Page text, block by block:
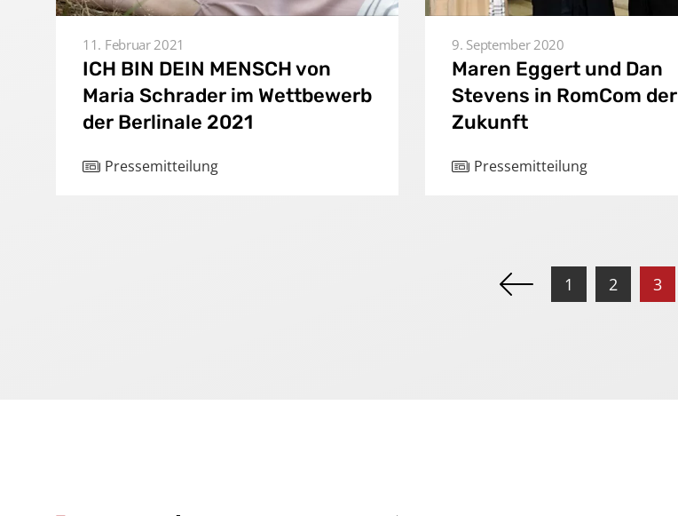
11. Februar 2021
ICH BIN DEIN MENSCH von
Maria Schrader im Wettbewerb
der Berlinale 2021
Pressemitteilung
9. September 2020
Maren Eggert und Dan
Stevens in RomCom der
Zukunft
Pressemitteilung
1 2 3
Produktionen
Presse